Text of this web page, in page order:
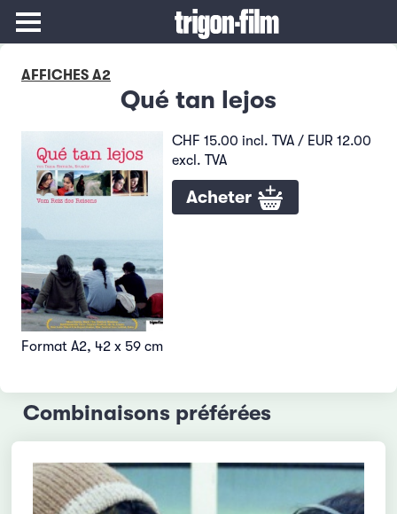
AFFICHES A2
Qué tan lejos
CHF 15.00 incl. TVA / EUR 12.00
excl. TVA
Acheter
Format A2, 42 x 59 cm
Combinaisons préférées